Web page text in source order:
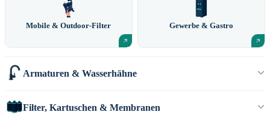
Mobile & Outdoor-Filter Gewerbe & Gastro
Armaturen & Wasserhähne
Filter, Kartuschen & Membranen